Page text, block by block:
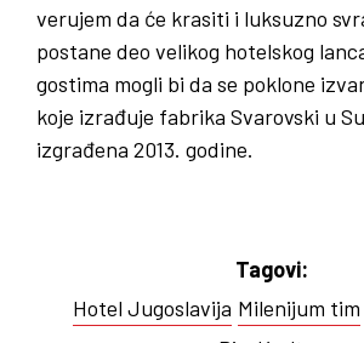
verujem da će krasiti i luksuzno
postane deo velikog hotelskog
gostima mogli bi da se poklone
koje izrađuje fabrika Svarovski u
izgrađena 2013. godine.
Tagovi:
Hotel Jugoslavija Milenijum tim